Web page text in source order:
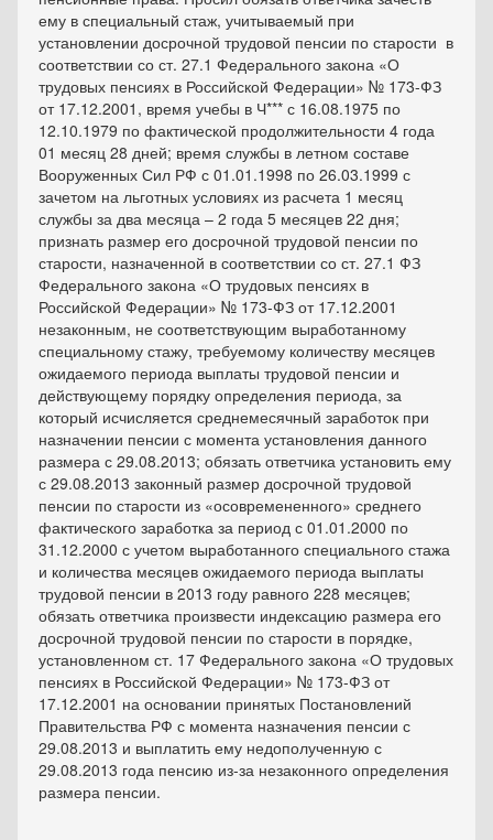
ему в специальный стаж, учитываемый при
установлении досрочной трудовой пенсии по старости в
соответствии со ст. 27.1 Федерального закона «О
трудовых пенсиях в Российской Федерации» № 173-ФЗ
от 17.12.2001, время учебы в Ч*** с 16.08.1975 по
12.10.1979 по фактической продолжительности 4 года
01 месяц 28 дней; время службы в летном составе
Вооруженных Сил РФ с 01.01.1998 по 26.03.1999 с
зачетом на льготных условиях из расчета 1 месяц
службы за два месяца – 2 года 5 месяцев 22 дня;
признать размер его досрочной трудовой пенсии по
старости, назначенной в соответствии со ст. 27.1 ФЗ
Федерального закона «О трудовых пенсиях в
Российской Федерации» № 173-ФЗ от 17.12.2001
незаконным, не соответствующим выработанному
специальному стажу, требуемому количеству месяцев
ожидаемого периода выплаты трудовой пенсии и
действующему порядку определения периода, за
который исчисляется среднемесячный заработок при
назначении пенсии с момента установления данного
размера с 29.08.2013; обязать ответчика установить ему
с 29.08.2013 законный размер досрочной трудовой
пенсии по старости из «осовремененного» среднего
фактического заработка за период с 01.01.2000 по
31.12.2000 с учетом выработанного специального стажа
и количества месяцев ожидаемого периода выплаты
трудовой пенсии в 2013 году равного 228 месяцев;
обязать ответчика произвести индексацию размера его
досрочной трудовой пенсии по старости в порядке,
установленном ст. 17 Федерального закона «О трудовых
пенсиях в Российской Федерации» № 173-ФЗ от
17.12.2001 на основании принятых Постановлений
Правительства РФ с момента назначения пенсии с
29.08.2013 и выплатить ему недополученную с
29.08.2013 года пенсию из-за незаконного определения
размера пенсии.